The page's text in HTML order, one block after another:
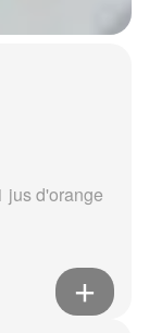
jus d'orange